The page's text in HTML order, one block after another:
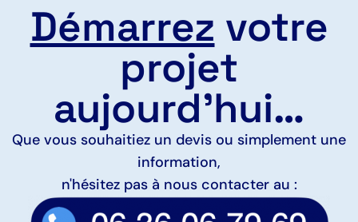
Démarrez votre
projet
aujourd'hui…
Que vous souhaitiez un devis ou simplement une
information,
n'hésitez pas à nous contacter au :